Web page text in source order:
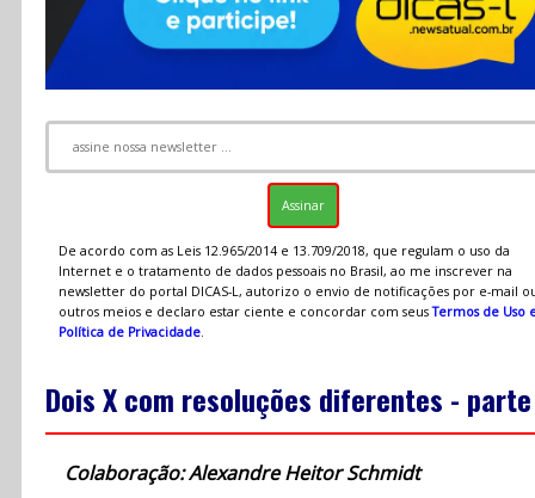
De acordo com as Leis 12.965/2014 e 13.709/2018, que regulam o uso da
Internet e o tratamento de dados pessoais no Brasil, ao me inscrever na
newsletter do portal DICAS-L, autorizo o envio de notificações por e-mail
outros meios e declaro estar ciente e concordar com seusTermos de Uso
Política de Privacidade.
Dois X com resoluções diferentes -
Colaboração: Alexandre Heitor Schmidt